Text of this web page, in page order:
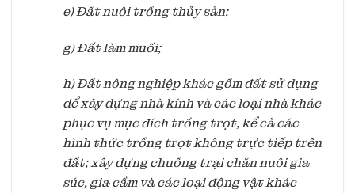
e) Đất nuôi trồng thủy sản;
g) Đất làm muối;
h) Đất nông nghiệp khác gồm đất sử dụng
để xây dựng nhà kính và các loại nhà khác
phục vụ mục đích trồng trọt, kể cả các
hình thức trồng trọt không trực tiếp trên
đất; xây dựng chuồng trại chăn nuôi gia
súc, gia cầm và các loại động vật khác